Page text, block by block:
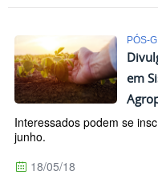
PÓS-
em
Interessados podem se
junho.
18/05/18